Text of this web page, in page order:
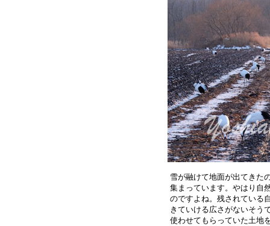
雪が融けて地面が出てきた
集まっています。やはり自
のですよね。残されている
きていける広さがないそう
使わせてもらっていた土地